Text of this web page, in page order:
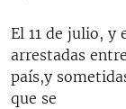
El 11 de julio, y
arrestadas
país,y
que se